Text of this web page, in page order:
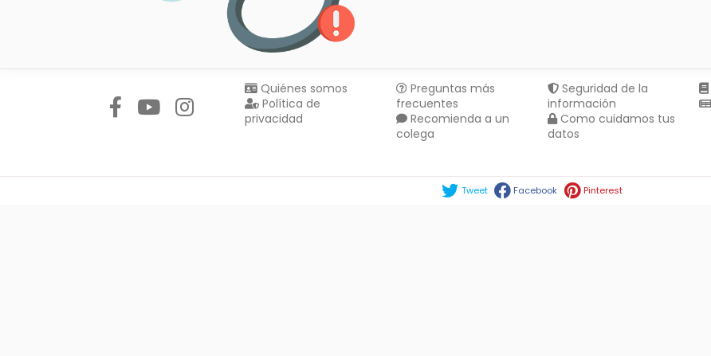
Quiénes somos
Política de
privacidad
Preguntas más
frecuentes
Recomienda a un
colega
Seguridad de la
información
Como cuidamos tus
datos
Tweet Facebook Pinterest